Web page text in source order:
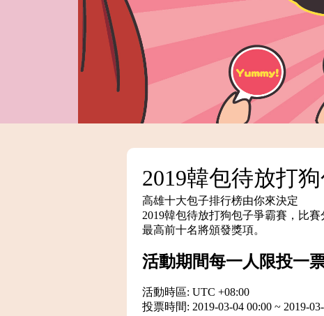
2019韓包待放打
高雄十大包子排行榜由你來決定
2019韓包待放打狗包子爭霸賽，比
最高前十名將頒發獎項。
活動期間每一人限投一
活動時區: UTC +08:00
投票時間: 2019-03-04 00:00 ~ 2019-